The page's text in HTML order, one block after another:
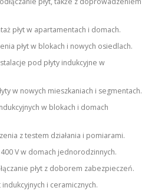
płyt w apartamentach i domach.
płyt w blokach i nowych osiedlach.
pod płyty indukcyjne w
w nowych mieszkaniach i segmentach.
w blokach i domach
z testem działania i pomiarami.
V w domach jednorodzinnych.
płyt z doborem zabezpieczeń.
i ceramicznych.